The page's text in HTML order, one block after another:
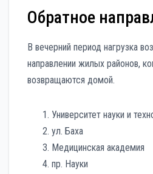
Обратное
В вечерний период нагрузка
направлении жилых районов,
возвращаются домой.
Университет науки и
ул. Баха
Медицинская академия
пр. Науки